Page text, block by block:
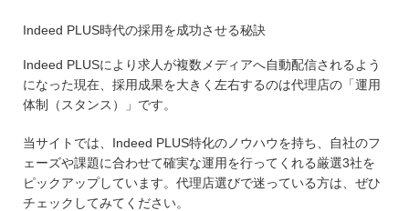
Indeed PLUS時代の採用を成功させる秘訣
Indeed PLUSにより求人が複数メディアへ自動配信されるよう
になった現在、採用成果を大きく左右するのは代理店の「運用
体制（スタンス）」です。
当サイトでは、Indeed PLUS特化のノウハウを持ち、自社のフ
ェーズや課題に合わせて確実な運用を行ってくれる厳選3社を
ピックアップしています。代理店選びで迷っている方は、ぜひ
チェックしてみてください。